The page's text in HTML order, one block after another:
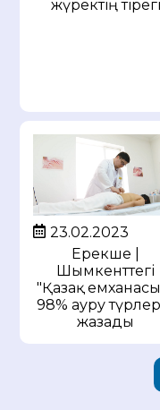
жүректің тірегі
23.02.2023
Ерекше |
Шымкенттегі
"Қазақ
98% ауру
жазады